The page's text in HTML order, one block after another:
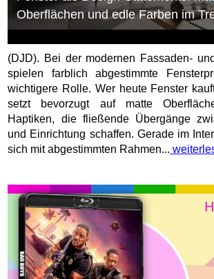
Oberflächen und edle Farben im
(DJD). Bei der modernen Fassaden-
spielen farblich abgestimmte
wichtigere Rolle. Wer heute Fenster
setzt bevorzugt auf matte
Haptiken, die fließende Übergänge
und Einrichtung schaffen. Gerade im
sich mit abgestimmten Rahmen...